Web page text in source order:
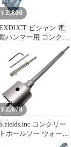
¥ 2,800
ビシャン 電
ハンマー用 コンクリ
ート ライン塗装消去 六
角 面荒し 石材工具 角
揃え 面取り 工具 石工
石材 レンガ タイル 下
処理 16歯 [16歯]
¥2,678
S.fields.inc コンクリー
トホールソー ウォール
ホールソー 超硬 コアビ